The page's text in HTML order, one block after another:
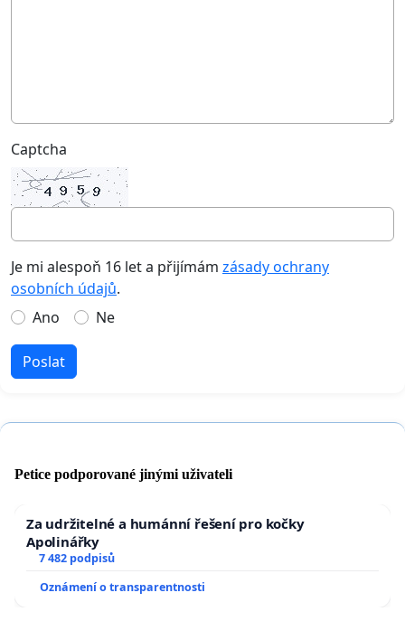
Captcha
Je mi alespoň 16 let a přijímám zásady ochrany
osobních údajů.
Ano
Ne
Poslat
Petice podporované jinými uživateli
Za udržitelné a humánní řešení pro kočky
Apolinářky
7 482 podpisů
Oznámení o transparentnosti